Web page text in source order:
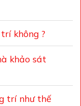
không ?
khảo sát
trí như thế